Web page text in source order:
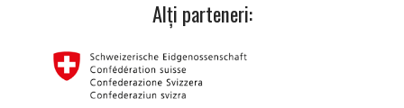
Alți parteneri: